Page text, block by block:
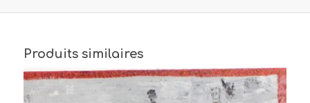
Produits similaires